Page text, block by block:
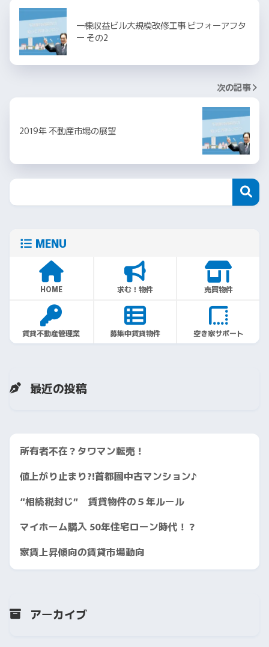
一棟収益ビル大規模改修工事 ビフォーアフタ
ー その2
次の記事
2019年 不動産市場の展望
MENU
HOME 求む！物件 売買物件
賃貸不動産管理業 募集中賃貸物件 空き家サポート
最近の投稿
所有者不在？タワマン転売！
値上がり止まり?!首都圏中古マンション♪
“相続税封じ” 賃貸物件の５年ルール
マイホーム購入 50年住宅ローン時代！？
家賃上昇傾向の賃貸市場動向
アーカイブ